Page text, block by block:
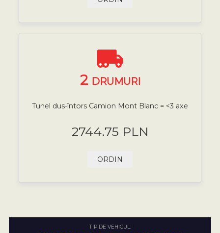
2 DRUMURI
Tunel dus-întors Camion Mont Blanc = <3 axe
2744.75 PLN
ORDIN
TIP DE VEHICUL: